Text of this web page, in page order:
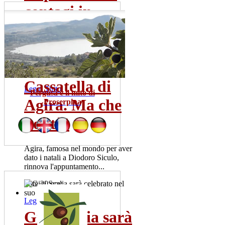
contagi in...
Sono una trentina gia' i tamponi
risultati positivi. La meta' dei
pazienti ricoverata...
mer 22 lug
Leggi Tutto
Cassatella di
Agira. Ma che
bontà!
Agira, famosa nel mondo per aver
dato i natali a Diodoro Siculo,
rinnova l'appuntamento...
dom 20 nov
Leggi Tutto
Gigi Scalia sarà
Pergusa e il mito di
Proserpina